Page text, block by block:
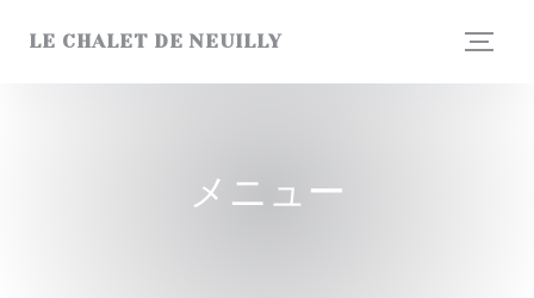
LE CHALET DE NEUILLY
メニュー